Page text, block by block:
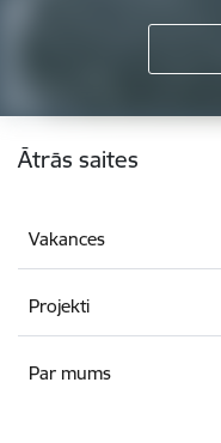
Kājene
Ātrās saites
Vakances
Projekti
Par mums